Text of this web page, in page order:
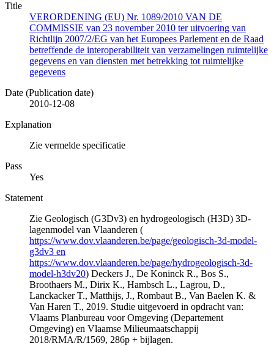
Title
VERORDENING (EU) Nr. 1089/2010 VAN DE
COMMISSIE van 23 november 2010 ter uitvoering van
Richtlijn 2007/2/EG van het Europees Parlement en de Raad
betreffende de interoperabiliteit van verzamelingen ruimtelijke
gegevens en van diensten met betrekking tot ruimtelijke
gegevens
Date (Publication date)
2010-12-08
Explanation
Zie vermelde specificatie
Pass
Yes
Statement
Zie Geologisch (G3Dv3) en hydrogeologisch (H3D) 3D-
lagenmodel van Vlaanderen (
https://www.dov.vlaanderen.be/page/geologisch-3d-model-
g3dv3 en
https://www.dov.vlaanderen.be/page/hydrogeologisch-3d-
model-h3dv20) Deckers J., De Koninck R., Bos S.,
Broothaers M., Dirix K., Hambsch L., Lagrou, D.,
Lanckacker T., Matthijs, J., Rombaut B., Van Baelen K. &
Van Haren T., 2019. Studie uitgevoerd in opdracht van:
Vlaams Planbureau voor Omgeving (Departement
Omgeving) en Vlaamse Milieumaatschappij
2018/RMA/R/1569, 286p + bijlagen.